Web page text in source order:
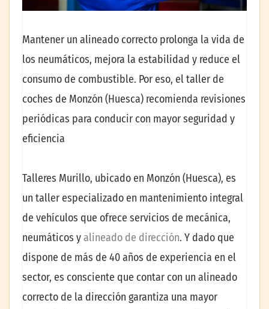
Mantener un alineado correcto prolonga la vida de
los neumáticos, mejora la estabilidad y reduce el
consumo de combustible. Por eso, el taller de
coches de Monzón (Huesca) recomienda revisiones
periódicas para conducir con mayor seguridad y
eficiencia
Talleres Murillo, ubicado en Monzón (Huesca), es
un taller especializado en mantenimiento integral
de vehículos que ofrece servicios de mecánica,
neumáticos yalineado de dirección. Y dado que
dispone de más de 40 años de experiencia en el
sector, es consciente que contar con un alineado
correcto de la dirección garantiza una mayor